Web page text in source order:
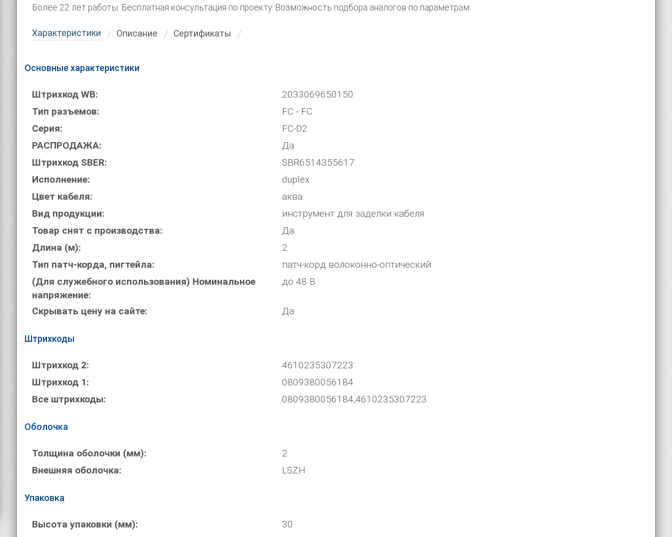
Более 22 лет работы. Бесплатная консультация по проекту. Возможность подбора аналогов по параметрам.
Характеристики Описание Сертификаты
Основные характеристики
Штрихкод WB:
2033069650150
Тип разъемов:
FC - FC
Серия:
FC-D2
РАСПРОДАЖА:
Да
Штрихкод SBER:
SBR6514355617
Исполнение:
duplex
Цвет кабеля:
аква
Вид продукции:
инструмент для заделки кабеля
Товар снят с производства:
Да
Длина (м):
2
Тип патч-корда, пигтейла:
патч-корд волоконно-оптический
(Для служебного использования) Номинальное
напряжение:
до 48 В
Скрывать цену на сайте: Да
Штрихкоды
Штрихкод 2:
4610235307223
Штрихкод 1:
0809380056184
Все штрихкоды:
0809380056184,4610235307223
Оболочка
Толщина оболочки (мм):
2
Внешняя оболочка:
LSZH
Упаковка
Высота упаковки (мм):
30